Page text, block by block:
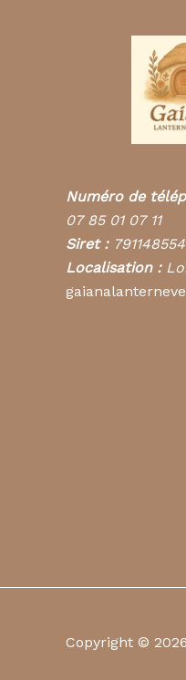
Numéro de
07 85 01 07 11
Siret :
Localisation :
Copyright ©